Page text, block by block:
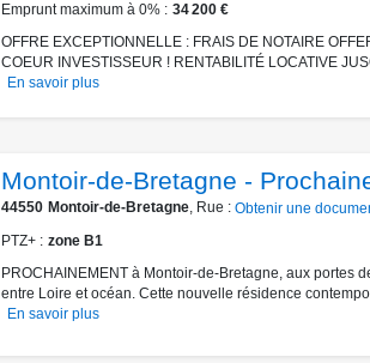
Emprunt maximum à 0%
34 200 €
OFFRE EXCEPTIONNELLE : FRAIS DE NOTAIRE
COEUR INVESTISSEUR ! RENTABILITÉ LOCATIVE
En savoir plus
Montoir-de-Bretagne -
44550 Montoir-de-Bretagne, Rue : Obtenir une
PTZ+
zone B1
PROCHAINEMENT à Montoir-de-Bretagne, aux portes
entre Loire et océan. Cette nouvelle résidence
En savoir plus